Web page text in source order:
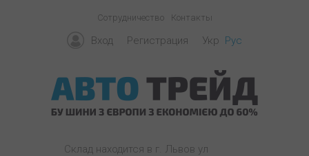
Сотрудничество Контакты
Вход Регистрация Укр Рус
Склад находится в г. Львов ул